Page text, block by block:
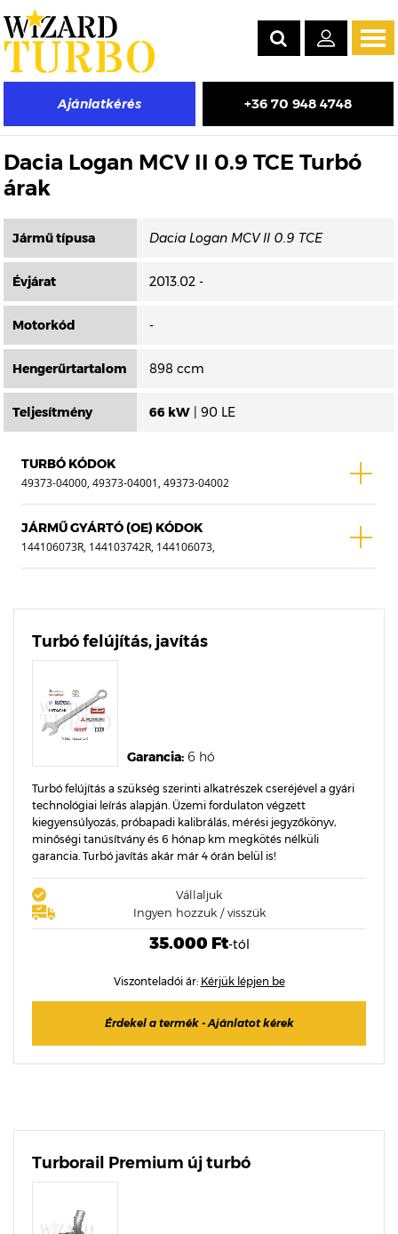
Ajánlatkérés +36 70 948 4748
Másik típus választása
Dacia Logan MCV II 0.9 TCE Turbó
árak
Jármű típusa
Évjárat 2013.02 -
Motorkód -
Hengerűrtartalom 898 ccm
Teljesítmény 66 kW | 90 LE
TURBÓ KÓDOK
49373-04000, 49373-04001, 49373-04002
JÁRMŰ GYÁRTÓ (OE) KÓDOK
144106073R, 144103742R, 144106073,
144103742, A2810900380, 2810900380,
Turbó felújítás, javítás
Garancia: 6 hó
Turbó felújítás a szükség szerinti alkatrészek cseréjével a gyári
technológiai leírás alapján. Üzemi fordulaton végzett
kiegyensúlyozás, próbapadi kalibrálás, mérési jegyzőkönyv,
minőségi tanúsítvány és 6 hónap km megkötés nélküli
garancia. Turbó javítás akár már 4 órán belül is!
Vállaljuk
Ingyen hozzuk / visszük
35.000 Ft-tól
Viszonteladói ár: Kérjük lépjen be
Érdekel a termék - Ajánlatot kérek
Turborail Premium új turbó